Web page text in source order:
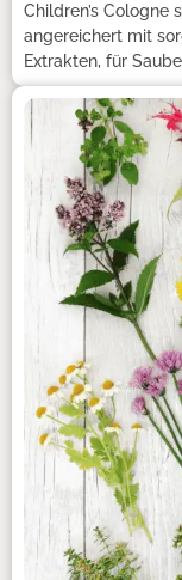
Children’s Cologne
angereichert mit
Extrakten, für